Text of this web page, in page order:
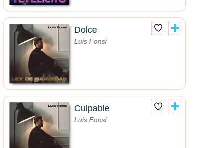
Dolce
Luis Fonsi
Culpable
Luis Fonsi